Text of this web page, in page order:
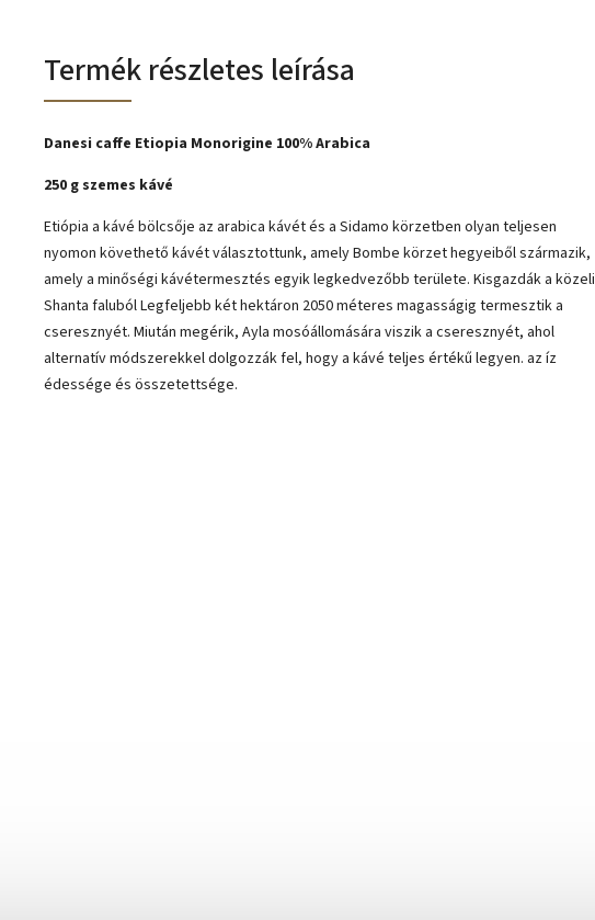
Termék részletes leírása
Danesi caffe Etiopia Monorigine 100% Arabica
250 g szemes kávé
Etiópia a kávé bölcsője az arabica kávét és a Sidamo körzetben olyan teljesen
nyomon követhető kávét választottunk, amely Bombe körzet hegyeiből származik,
amely a minőségi kávétermesztés egyik legkedvezőbb területe. Kisgazdák a közeli
Shanta faluból Legfeljebb két hektáron 2050 méteres magasságig termesztik a
cseresznyét. Miután megérik, Ayla mosóállomására viszik a cseresznyét, ahol
alternatív módszerekkel dolgozzák fel, hogy a kávé teljes értékű legyen. az íz
édessége és összetettsége.